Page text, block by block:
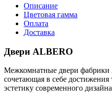
Описание
Цветовая гамма
Оплата
Доставка
Двери ALBERO
Межкомнатные двери
сочетающая в себе достижения
эстетику современного